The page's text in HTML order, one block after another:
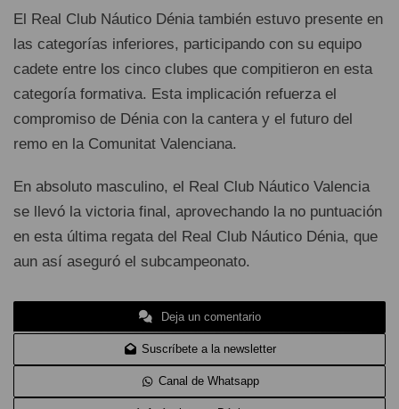
El Real Club Náutico Dénia también estuvo presente en
las categorías inferiores, participando con su equipo
cadete entre los cinco clubes que compitieron en esta
categoría formativa. Esta implicación refuerza el
compromiso de Dénia con la cantera y el futuro del
remo en la Comunitat Valenciana.
En absoluto masculino, el Real Club Náutico Valencia
se llevó la victoria final, aprovechando la no puntuación
en esta última regata del Real Club Náutico Dénia, que
aun así aseguró el subcampeonato.
Deja un comentario
Suscríbete a la newsletter
Canal de Whatsapp